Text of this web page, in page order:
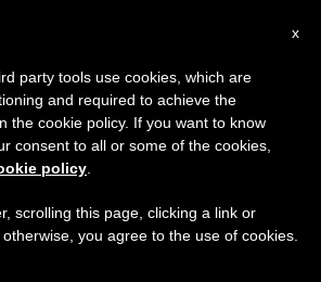
amenaza
no vote a Morales
×
al 7 de agosto haremos la pausa
que en el periodo de verano
informaciones y también el
x
party tools use cookies, which are
and required to achieve the
the cookie policy. If you want to know
consent to all or some of the cookies,
policy
scrolling this page, clicking a link or
you agree to the use of cookies.